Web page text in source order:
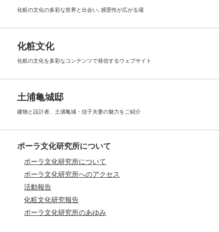
化粧の文化の多彩な世界と出会い､ 感受性が広がる場
化粧文化
化粧の文化を多彩なコンテンツで発信するウェブサイト
土浦亀城邸
建物と設計者、土浦亀城・信子夫妻の魅力をご紹介
ポーラ文化研究所について
ポーラ文化研究所について
ポーラ文化研究所へのアクセス
活動報告
化粧文化研究報告
ポーラ文化研究所のあゆみ